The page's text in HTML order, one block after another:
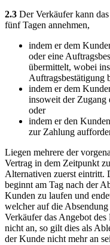
2.3 Der Verkäufer kann
fünf Tagen annehmen,
indem er dem
oder eine
übermittelt, wobei
Auftragsbestätigung
indem er dem
insoweit der Zugang
oder
indem er den
zur Zahlung
Liegen mehrere der
Vertrag in dem Zeitpunkt
Alternativen zuerst eintritt.
beginnt am Tag nach der
Kunden zu laufen und
welcher auf die
Verkäufer das Angebot
nicht an, so gilt dies als
der Kunde nicht mehr an